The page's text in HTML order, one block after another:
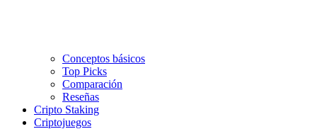
Conceptos básicos
Top Picks
Comparación
Reseñas
Cripto Staking
Criptojuegos